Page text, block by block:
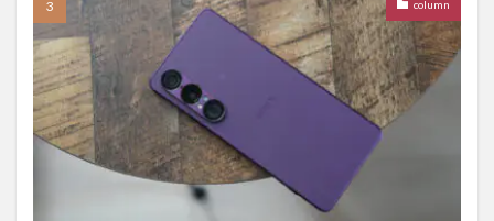
column